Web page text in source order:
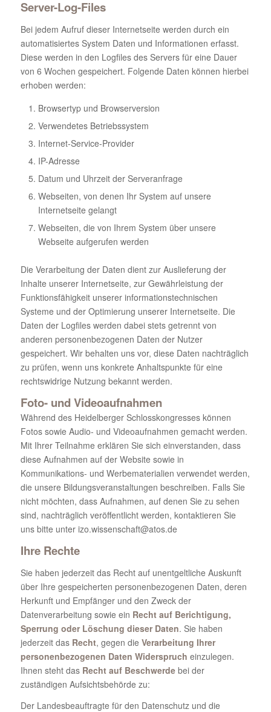
Server-Log-Files
Bei jedem Aufruf dieser Internetseite werden durch ein
automatisiertes System Daten und Informationen erfasst.
Diese werden in den Logfiles des Servers für eine Dauer
von 6 Wochen gespeichert. Folgende Daten können hierbei
erhoben werden:
Browsertyp und Browserversion
Verwendetes Betriebssystem
Internet-Service-Provider
IP-Adresse
Datum und Uhrzeit der Serveranfrage
Webseiten, von denen Ihr System auf unsere
Internetseite gelangt
Webseiten, die von Ihrem System über unsere
Webseite aufgerufen werden
Die Verarbeitung der Daten dient zur Auslieferung der
Inhalte unserer Internetseite, zur Gewährleistung der
Funktionsfähigkeit unserer informationstechnischen
Systeme und der Optimierung unserer Internetseite. Die
Daten der Logfiles werden dabei stets getrennt von
anderen personenbezogenen Daten der Nutzer
gespeichert. Wir behalten uns vor, diese Daten nachträglich
zu prüfen, wenn uns konkrete Anhaltspunkte für eine
rechtswidrige Nutzung bekannt werden.
Foto- und Videoaufnahmen
Während des Heidelberger Schlosskongresses können
Fotos sowie Audio- und Videoaufnahmen gemacht werden.
Mit Ihrer Teilnahme erklären Sie sich einverstanden, dass
diese Aufnahmen auf der Website sowie in
Kommunikations- und Werbematerialien verwendet werden,
die unsere Bildungsveranstaltungen beschreiben. Falls Sie
nicht möchten, dass Aufnahmen, auf denen Sie zu sehen
sind, nachträglich veröffentlicht werden, kontaktieren Sie
uns bitte unter izo.wissenschaft@atos.de
Ihre Rechte
Sie haben jederzeit das Recht auf unentgeltliche Auskunft
über Ihre gespeicherten personenbezogenen Daten, deren
Herkunft und Empfänger und den Zweck der
Datenverarbeitung sowie ein Recht auf Berichtigung,
Sperrung oder Löschung dieser Daten. Sie haben
jederzeit das Recht, gegen die Verarbeitung Ihrer
personenbezogenen Daten Widerspruch einzulegen.
Ihnen steht das Recht auf Beschwerdebei der
zuständigen Aufsichtsbehörde zu:
Der Landesbeauftragte für den Datenschutz und die